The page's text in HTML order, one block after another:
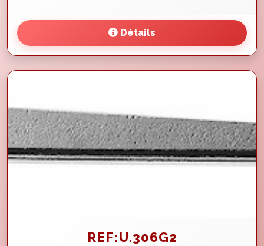
Détails
REF:U.306G2